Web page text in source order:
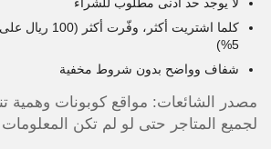
5%)
شفاف وواضح بدون شروط مخفية
مصدر الشائعات: مواقع كوبونات
لجميع المتاجر حتى لو لم تكن